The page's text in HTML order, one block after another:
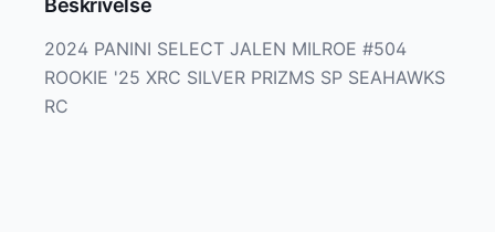
Beskrivelse
2024 PANINI SELECT JALEN MILROE #504
ROOKIE '25 XRC SILVER PRIZMS SP SEAHAWKS
RC